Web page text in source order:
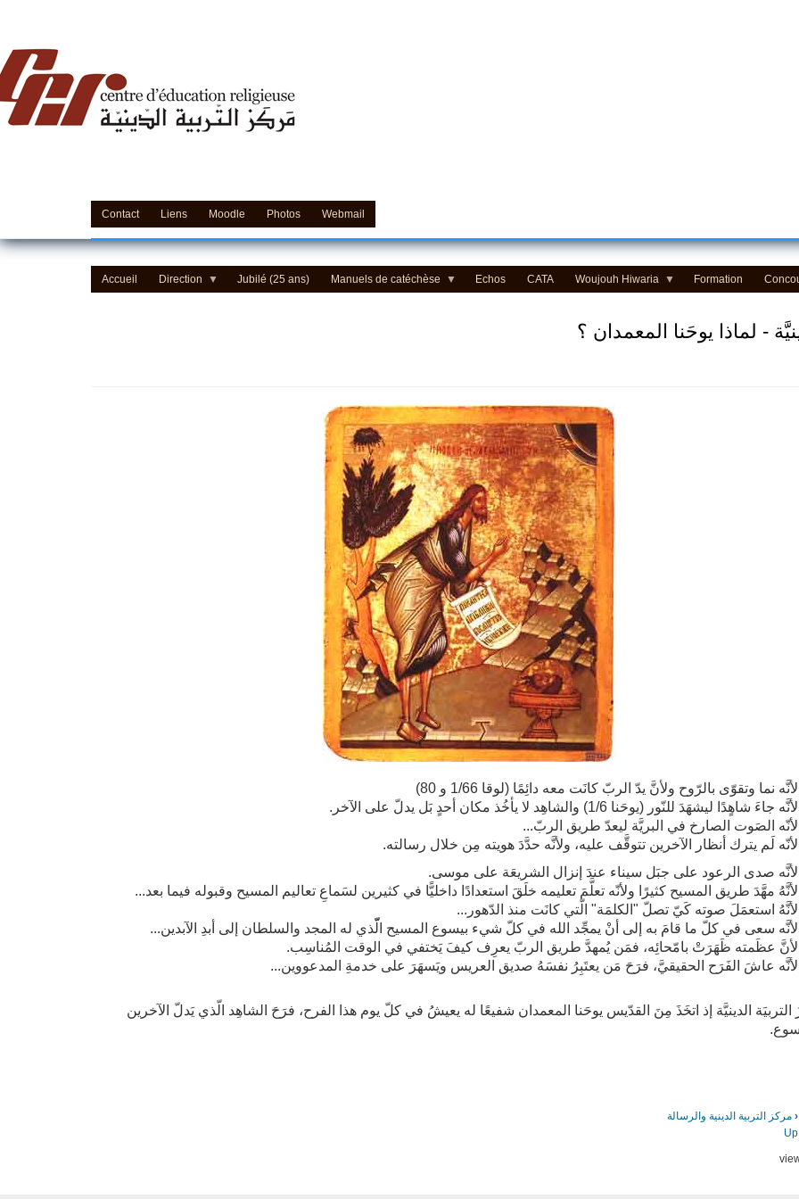
Contact Liens Moodle Photos Webmail
Accueil Direction Jubilé (25 ans) Manuels de catéchèse Echos CATA Woujouh Hiwaria Formation
- لماذا يوحَنا المعمدان ؟
لأنَّه نما وتقوّى بالرّوح ولأنَّ يدّ الربّ كانَت معه دائِمًا (لوقا 1/66 و 80)
لأنَّه جاءَ شاهٍدًا ليشهَدَ للنّور (يوحَنا 1/6) والشاهِد لا يأخُذ مكان أحدٍ بَل يدلّ على الآخر.
لأنّه الصَوت الصارخ في البريَّة ليعدّ طريق الربّ...
لأنّه لَم يترك أنظار الآخرين تتوقَّف عليه، ولأنَّه حدَّدَ هويته مِن خلال رسالته.
لأنَّه صدى الرعود على جبَل سيناء عندَ إنزال الشريعَة على موسى.
لأنَّهُ مهَّدَ طريق المسيح كثيرًا ولأنّه تعلَّمَ تعليمه خلَقَ استعدادًا داخليًّا في كثيرين لسَماعِ تعاليم المسيح وقبوله فيما بعد...
لأنَّهُ استعمَلَ صوته كَيّ تصلّ "الكلمَة" الّتي كانَت منذ الدّهور...
لأنَّه سعى في كلّ ما قامَ به إلى أنْ يمجِّد الله في كلّ شيء بيسوع المسيح الّّذي له المجد والسلطان إلى أبدِ الآبدين...
لأنَّ عظَمته ظَهَرَتْ بامّحائِه، فمَن يُمهدَّ طريق الربّ يعرِف كيفَ يَختفي في الوقت المُناسِب.
لأنَّه عاشَ الفَرَح الحقيقيَّ، فرَحَ مَن يعتَبِرُ نفسَهُ صديق العريس ويَسهَرَ على خدمةِ المدعووين...
الدينيَّة إذ اتخَذَ مِنَ القدّيس يوحَنا المعمدان شفيعًا له يعيشُ في كلّ يوم هذا الفرح، فرَحَ الشاهِد الّذي يَدلّ الآخرين
‹ مركز التربية الدينية والرسالة
Up